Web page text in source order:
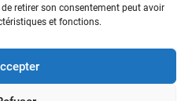
retirer son consentement peut avoir
et fonctions.
nous